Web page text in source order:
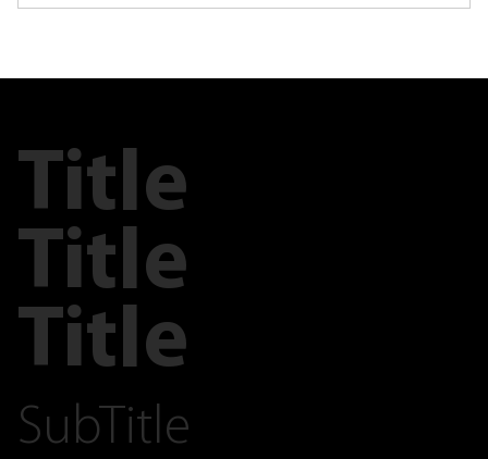
Title
Title
Title
SubTitle